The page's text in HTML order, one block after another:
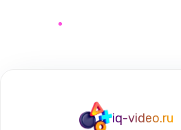
iq-video.ru